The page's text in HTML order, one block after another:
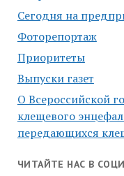
Сегодня на
Фоторепортаж
Приоритеты
Выпуски газет
О Всероссийской
клещевого
передающихся
ЧИТАЙТЕ НАС В